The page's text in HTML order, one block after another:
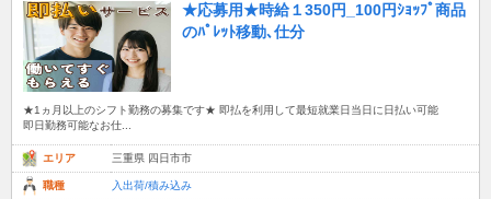
★応募用★時給１350円_100円ｼｮｯﾌﾟ商品
のﾊﾟﾚｯﾄ移動､仕分
★1ヵ月以上のシフト勤務の募集です★ 即払を利用して最短就業日当日に日払い可能
即日勤務可能なお仕...
エリア 三重県 四日市市
職種 入出荷/積み込み